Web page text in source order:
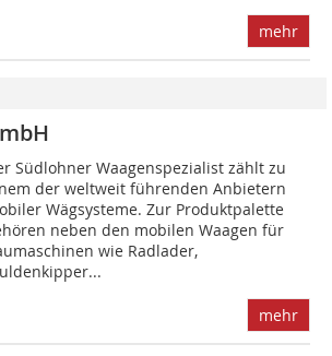
mehr
Südlohner Waagenspezialist zählt zu
der weltweit führenden Anbietern
Wägsysteme. Zur Produktpalette
neben den mobilen Waagen für
wie Radlader,
mehr